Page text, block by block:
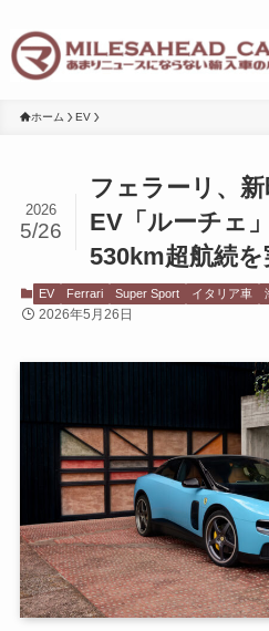
ホーム EV
フェラーリ、
EV「ルーチェ
530km超航続を
2026
5/26
EV Ferrari Super Sport イタリア車
2026年5月26日